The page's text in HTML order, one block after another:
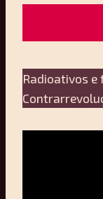
Radioativos e